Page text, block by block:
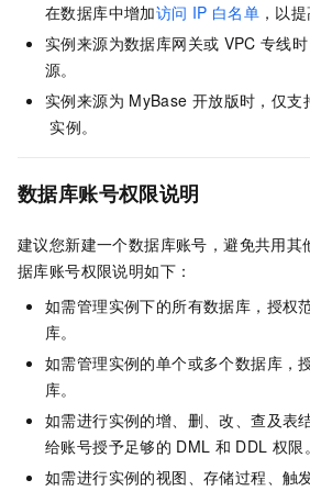
在数据库中增加访问 IP 白名单 ，以
实例来源为数据库网关或 VPC 专线
源。
实例来源为 MyBase 开放版时，仅支
实例。
数据库账号权限说明
建议您新建一个数据库账号，避免共用其
据库账号权限说明如下：
如需管理实例下的所有数据库，授权
库。
如需管理实例的单个或多个数据库，
库。
如需进行实例的增、删、改、查及表
给账号授予足够的 DML 和 DDL 权限。
如需进行实例的视图、存储过程、触